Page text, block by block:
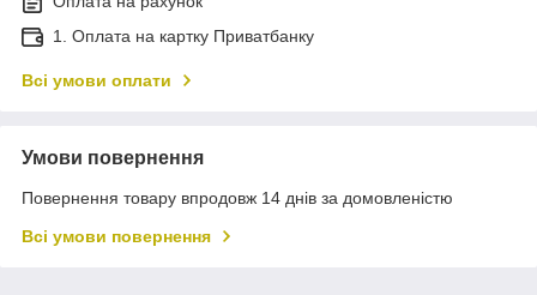
1. Оплата на картку Приватбанку
Всі умови оплати
Умови повернення
Повернення товару впродовж 14 днів за домовленістю
Всі умови повернення